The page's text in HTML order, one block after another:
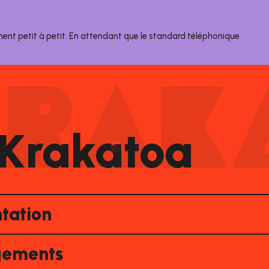
petit à petit. En attendant que le standard téléphonique